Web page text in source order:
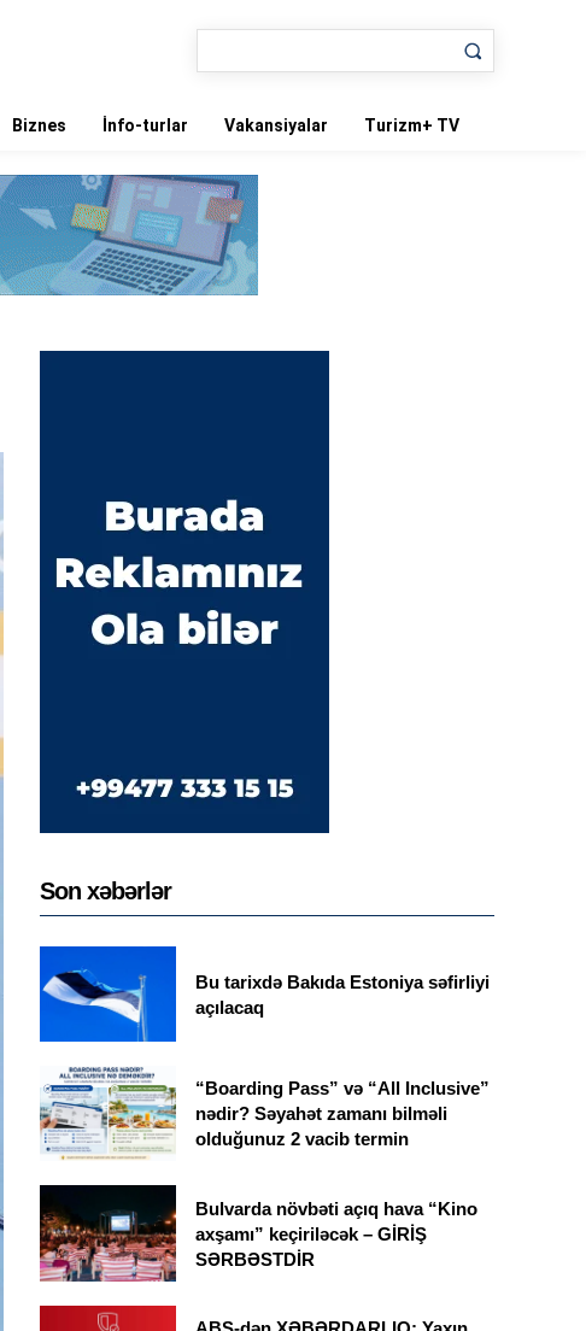
Biznes İnfo-turlar Vakansiyalar Turizm+ TV
Son xəbərlər
Bu tarixdə Bakıda Estoniya səfirliyi
açılacaq
“Boarding Pass” və “All Inclusive”
nədir? Səyahət zamanı bilməli
olduğunuz 2 vacib termin
Bulvarda növbəti açıq hava “Kino
axşamı” keçiriləcək – GİRİŞ
SƏRBƏSTDİR